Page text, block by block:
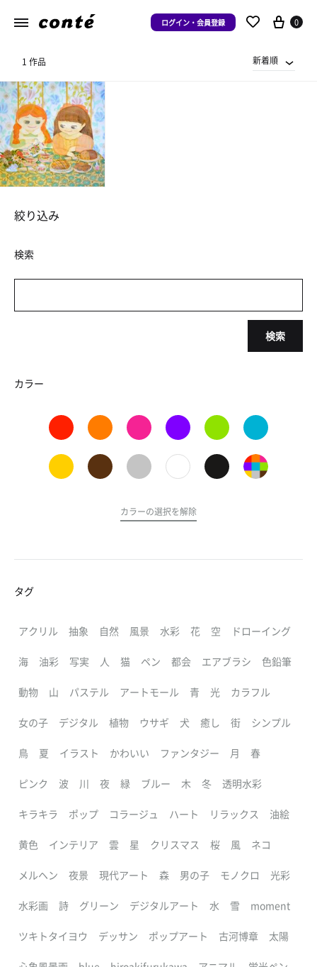
ログイン・会員登録 0
1 作品 新着順
絞り込み
検索
検索
カラー
カラーの選択を解除
タグ
アクリル 抽象 自然 風景 水彩 花 空 ドローイング
海 油彩 写実 人 猫 ペン 都会 エアブラシ 色鉛筆
動物 山 パステル アートモール 青 光 カラフル
女の子 デジタル 植物 ウサギ 犬 癒し 街 シンプル
鳥 夏 イラスト かわいい ファンタジー 月 春
ピンク 波 川 夜 緑 ブルー 木 冬 透明水彩
キラキラ ポップ コラージュ ハート リラックス 油絵
黄色 インテリア 雲 星 クリスマス 桜 風 ネコ
メルヘン 夜景 現代アート 森 男の子 モノクロ 光彩
水彩画 詩 グリーン デジタルアート 水 雪 moment
ツキトタイヨウ デッサン ポップアート 古河博章 太陽